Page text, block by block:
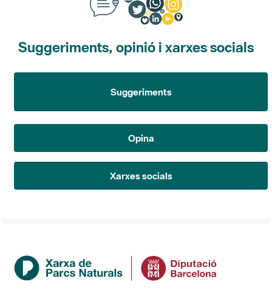
Suggeriments, opinió i xarxes socials
Suggeriments
Opina
Xarxes socials